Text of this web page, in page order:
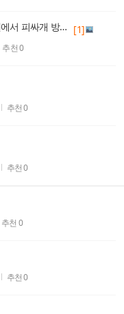
트위터도 걍 이제 운영꼬라지 지쳐서 디씨챈에서 피싸개 방역이라면서 억지 여자 배척 떡밥일으키는거 물지나 않으면 버틴다하네 [1]
추천0
추천0
추천0
추천 0
추천0